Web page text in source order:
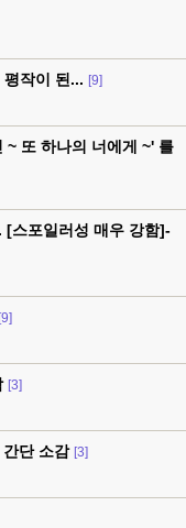
작이 된... [9]
~ 또 하나의 너에게 ~' 를
[스포일러성 매우 강함]-
[9]
[3]
단 소감 [3]